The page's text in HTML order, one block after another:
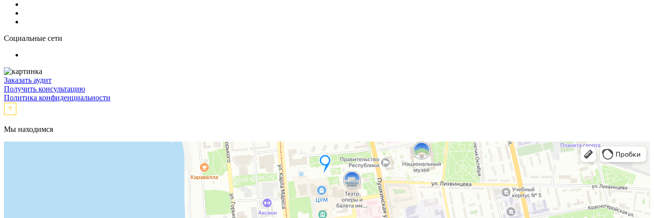
Социальные сети
Заказать аудит
Получить консультацию
Политика конфиденциальности
Мы находимся